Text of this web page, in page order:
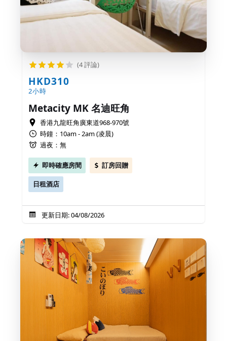
(4 評論)
HKD310
2小時
Metacity MK 名迪旺角
香港九龍旺角廣東道968-970號
時鐘：10am - 2am (凌晨)
過夜：無
即時確應房間 訂房回贈
日租酒店
更新日期: 04/08/2026